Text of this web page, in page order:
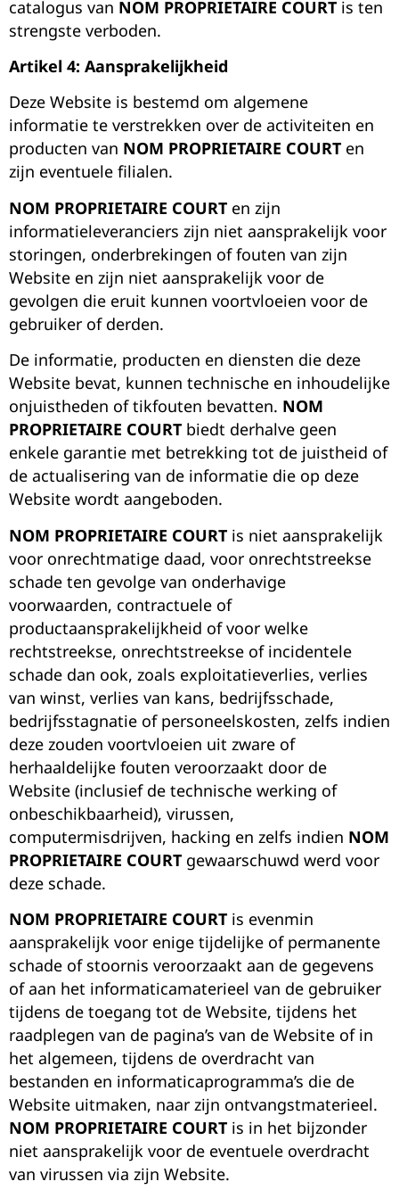
catalogus van NOM PROPRIETAIRE COURT is ten
strengste verboden.
Artikel 4: Aansprakelijkheid
Deze Website is bestemd om algemene
informatie te verstrekken over de activiteiten en
producten van NOM PROPRIETAIRE COURT en
zijn eventuele filialen.
NOM PROPRIETAIRE COURT en zijn
informatieleveranciers zijn niet aansprakelijk voor
storingen, onderbrekingen of fouten van zijn
Website en zijn niet aansprakelijk voor de
gevolgen die eruit kunnen voortvloeien voor de
gebruiker of derden.
De informatie, producten en diensten die deze
Website bevat, kunnen technische en inhoudelijke
onjuistheden of tikfouten bevatten. NOM
PROPRIETAIRE COURT biedt derhalve geen
enkele garantie met betrekking tot de juistheid of
de actualisering van de informatie die op deze
Website wordt aangeboden.
NOM PROPRIETAIRE COURT is niet aansprakelijk
voor onrechtmatige daad, voor onrechtstreekse
schade ten gevolge van onderhavige
voorwaarden, contractuele of
productaansprakelijkheid of voor welke
rechtstreekse, onrechtstreekse of incidentele
schade dan ook, zoals exploitatieverlies, verlies
van winst, verlies van kans, bedrijfsschade,
bedrijfsstagnatie of personeelskosten, zelfs indien
deze zouden voortvloeien uit zware of
herhaaldelijke fouten veroorzaakt door de
Website (inclusief de technische werking of
onbeschikbaarheid), virussen,
computermisdrijven, hacking en zelfs indien NOM
PROPRIETAIRE COURT gewaarschuwd werd voor
deze schade.
NOM PROPRIETAIRE COURT is evenmin
aansprakelijk voor enige tijdelijke of permanente
schade of stoornis veroorzaakt aan de gegevens
of aan het informaticamaterieel van de gebruiker
tijdens de toegang tot de Website, tijdens het
raadplegen van de pagina’s van de Website of in
het algemeen, tijdens de overdracht van
bestanden en informaticaprogramma’s die de
Website uitmaken, naar zijn ontvangstmaterieel.
NOM PROPRIETAIRE COURT is in het bijzonder
niet aansprakelijk voor de eventuele overdracht
van virussen via zijn Website.